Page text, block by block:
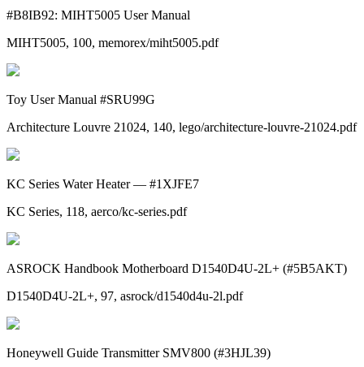
#B8IB92: MIHT5005 User Manual
MIHT5005, 100, memorex/miht5005.pdf
Toy User Manual #SRU99G
Architecture Louvre 21024, 140, lego/architecture-louvre-21024.pdf
KC Series Water Heater — #1XJFE7
KC Series, 118, aerco/kc-series.pdf
ASROCK Handbook Motherboard D1540D4U-2L+ (#5B5AKT)
D1540D4U-2L+, 97, asrock/d1540d4u-2l.pdf
Honeywell Guide Transmitter SMV800 (#3HJL39)